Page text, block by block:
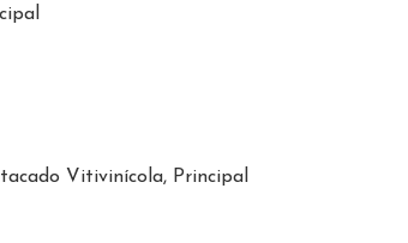
ACTUALIZAR EL RUT-SIA
Vitivinícola, Principal